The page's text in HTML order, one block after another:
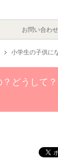
お問い合わせ
小学生の子供に
どうして